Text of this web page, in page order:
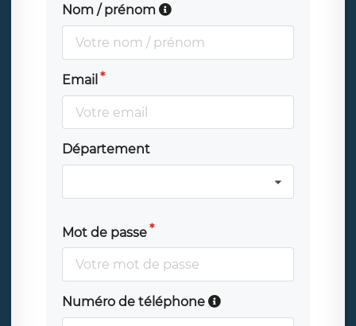
Nom / prénom
Email
Département
Mot de passe
Numéro de téléphone